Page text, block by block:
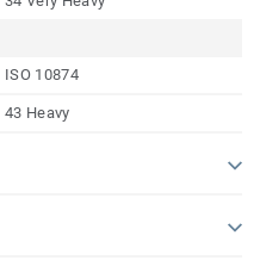
ISO 10874
43 Heavy